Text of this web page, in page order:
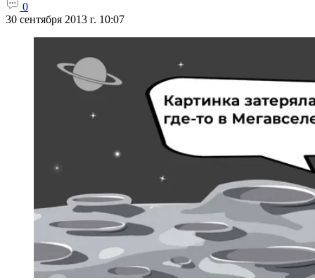
0
30 сентября 2013 г. 10:07